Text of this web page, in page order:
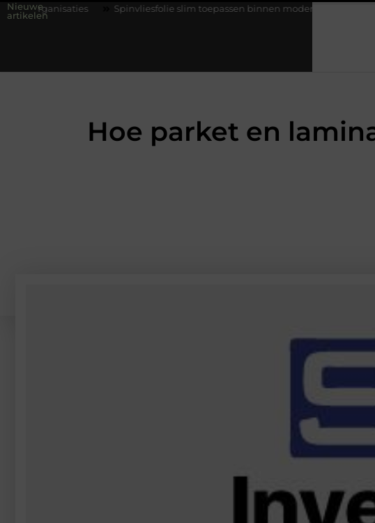
Nieuwe
artikelen
Spinvliesfolie slim toepassen binnen moderne folie techniek
Hoe parket en